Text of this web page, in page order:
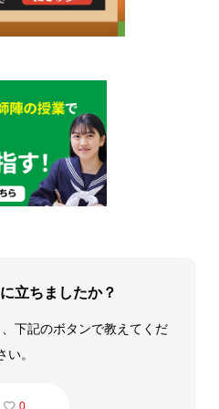
立ちましたか？
下記のボタンで教えてくだ
い。
0